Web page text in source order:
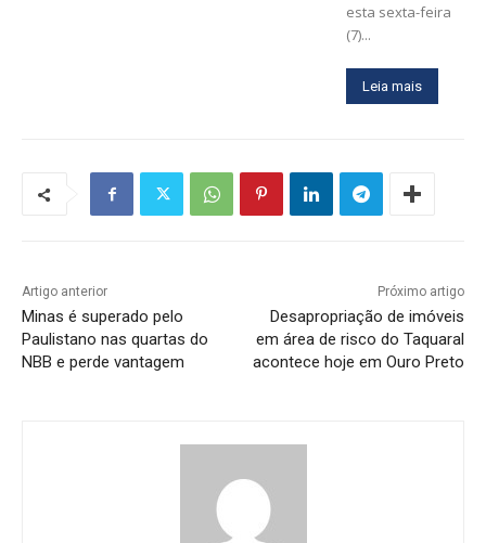
esta sexta-feira
(7)...
Leia mais
Artigo anterior
Minas é superado pelo
Paulistano nas quartas do
NBB e perde vantagem
Próximo artigo
Desapropriação de imóveis
em área de risco do Taquaral
acontece hoje em Ouro Preto